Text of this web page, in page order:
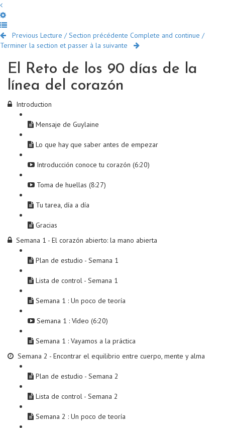
Previous Lecture / Section précédente Complete and continue /
Terminer la section et passer à la suivante
El Reto de los 90 días de la
línea del corazón
Introduction
Mensaje de Guylaine
Lo que hay que saber antes de empezar
Introducción conoce tu corazón (6:20)
Toma de huellas (8:27)
Tu tarea, día a día
Gracias
Semana 1 - El corazón abierto: la mano abierta
Plan de estudio - Semana 1
Lista de control - Semana 1
Semana 1 : Un poco de teoría
Semana 1 : Vídeo (6:20)
Semana 1 : Vayamos a la práctica
Semana 2 - Encontrar el equilibrio entre cuerpo, mente y alma
Plan de estudio - Semana 2
Lista de control - Semana 2
Semana 2 : Un poco de teoría